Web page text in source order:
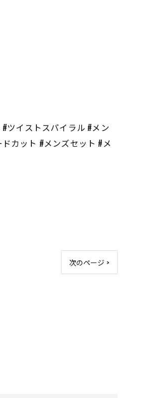
#ツイストスパイラル #メン
カット #メンズセット #メ
次のページ >